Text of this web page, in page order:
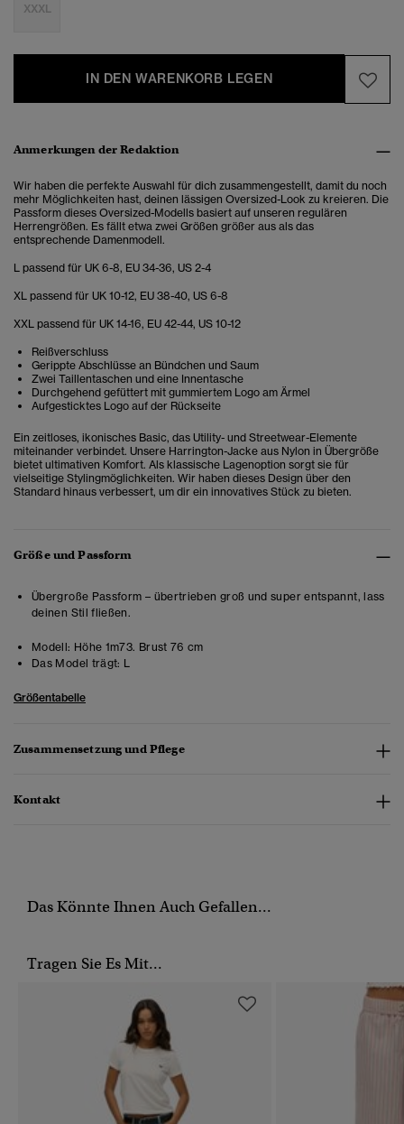
XXXL
IN DEN WARENKORB LEGEN
Anmerkungen der Redaktion
Wir haben die perfekte Auswahl für dich zusammengestellt, damit du noch
mehr Möglichkeiten hast, deinen lässigen Oversized-Look zu kreieren. Die
Passform dieses Oversized-Modells basiert auf unseren regulären
Herrengrößen. Es fällt etwa zwei Größen größer aus als das
entsprechende Damenmodell.
L passend für UK 6-8, EU 34-36, US 2-4
XL passend für UK 10-12, EU 38-40, US 6-8
XXL passend für UK 14-16, EU 42-44, US 10-12
Reißverschluss
Gerippte Abschlüsse an Bündchen und Saum
Zwei Taillentaschen und eine Innentasche
Durchgehend gefüttert mit gummiertem Logo am Ärmel
Aufgesticktes Logo auf der Rückseite
Ein zeitloses, ikonisches Basic, das Utility- und Streetwear-Elemente
miteinander verbindet. Unsere Harrington-Jacke aus Nylon in Übergröße
bietet ultimativen Komfort. Als klassische Lagenoption sorgt sie für
vielseitige Stylingmöglichkeiten. Wir haben dieses Design über den
Standard hinaus verbessert, um dir ein innovatives Stück zu bieten.
Größe und Passform
Übergroße Passform – übertrieben groß und super entspannt, lass
deinen Stil fließen.
Modell: Höhe 1m73. Brust 76 cm
Das Model trägt: L
Größentabelle
Zusammensetzung und Pflege
Kontakt
Das Könnte Ihnen Auch Gefallen...
Tragen Sie Es Mit...